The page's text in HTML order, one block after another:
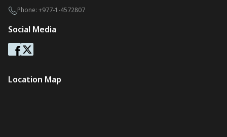
Phone: +977-1-4572807
Social Media
Location Map